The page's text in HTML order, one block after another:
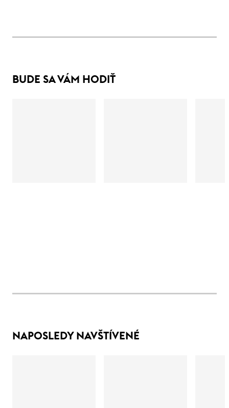
BUDE SA VÁM HODIŤ
NAPOSLEDY NAVŠTÍVENÉ